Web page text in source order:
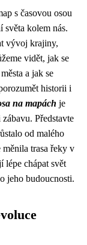
s časovou osou
světa kolem nás.
vývoj krajiny,
vidět, jak se
a jak se
historii i
na mapách je
Představte
od malého
měnila trasa řeky v
lépe chápat svět
jeho budoucnosti.